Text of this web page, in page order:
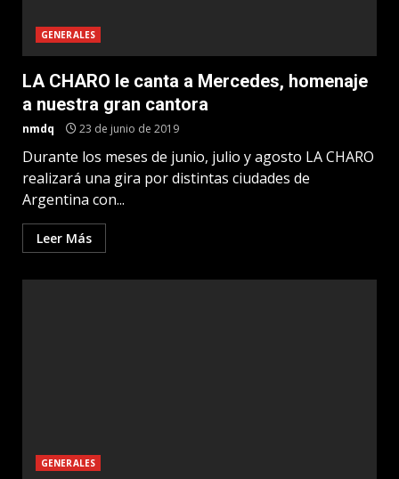
GENERALES
LA CHARO le canta a Mercedes, homenaje
a nuestra gran cantora
nmdq 23 de junio de 2019
Durante los meses de junio, julio y agosto LA CHARO
realizará una gira por distintas ciudades de
Argentina con...
Leer Más
GENERALES